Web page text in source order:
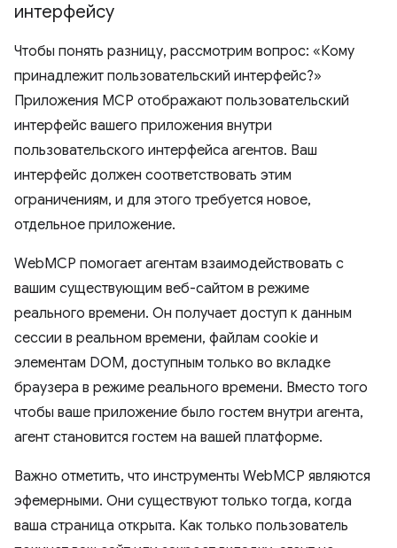
интерфейсу
Чтобы понять разницу, рассмотрим вопрос: «Кому
принадлежит пользовательский интерфейс?»
Приложения MCP отображают пользовательский
интерфейс вашего приложения внутри
пользовательского интерфейса агентов. Ваш
интерфейс должен соответствовать этим
ограничениям, и для этого требуется новое,
отдельное приложение.
WebMCP помогает агентам взаимодействовать с
вашим существующим веб-сайтом в режиме
реального времени. Он получает доступ к данным
сессии в реальном времени, файлам cookie и
элементам DOM, доступным только во вкладке
браузера в режиме реального времени. Вместо того
чтобы ваше приложение было гостем внутри агента,
агент становится гостем на вашей платформе.
Важно отметить, что инструменты WebMCP являются
эфемерными. Они существуют только тогда, когда
ваша страница открыта. Как только пользователь